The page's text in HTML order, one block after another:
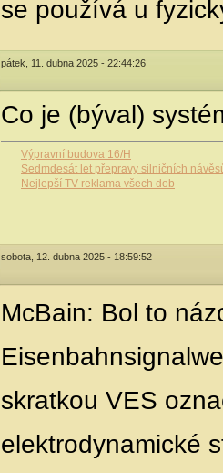
se používá u
pátek, 11. dubna 2025 - 22:44:26
Co je (býval)
Výpravní budova 16/H
Sedmdesát let přepravy silničních
Nejlepší TV reklama všech dob
sobota, 12. dubna 2025 - 18:59:52
McBain: Bol to
skratkou VES
elektrodynamické